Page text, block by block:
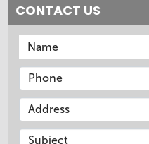
CONTACT US